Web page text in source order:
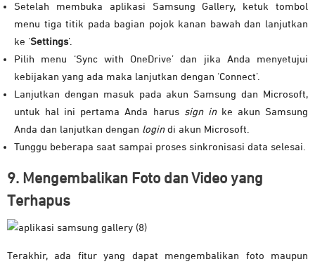
Setelah membuka aplikasi Samsung Gallery, ketuk tombol
menu tiga titik pada bagian pojok kanan bawah dan lanjutkan
ke ‘Settings’.
Pilih menu ‘Sync with OneDrive’ dan jika Anda menyetujui
kebijakan yang ada maka lanjutkan dengan ‘Connect’.
Lanjutkan dengan masuk pada akun Samsung dan Microsoft,
untuk hal ini pertama Anda harus sign inke akun Samsung
Anda dan lanjutkan dengan logindi akun Microsoft.
Tunggu beberapa saat sampai proses sinkronisasi data selesai.
9. Mengembalikan Foto dan Video yang
Terhapus
Terakhir, ada fitur yang dapat mengembalikan foto maupun